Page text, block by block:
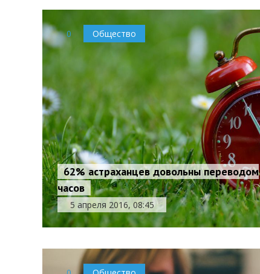
0 Общество
62% астраханцев довольны переводом
часов
5 апреля 2016, 08:45